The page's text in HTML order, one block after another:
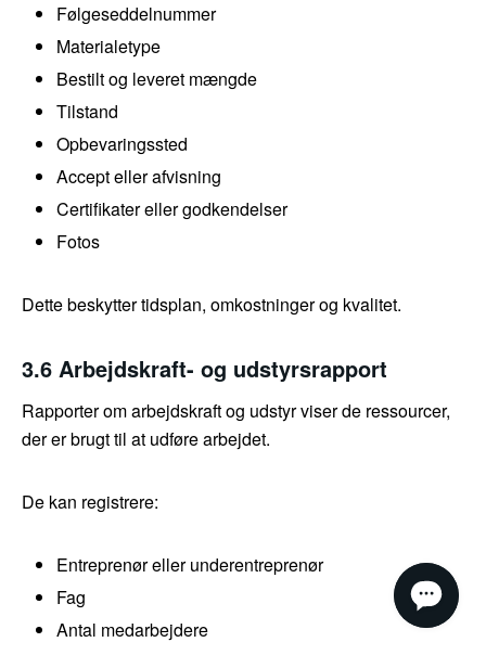
Følgeseddelnummer
Materialetype
Bestilt og leveret mængde
Tilstand
Opbevaringssted
Accept eller afvisning
Certifikater eller godkendelser
Fotos
Dette beskytter tidsplan, omkostninger og kvalitet.
3.6 Arbejdskraft- og udstyrsrapport
Rapporter om arbejdskraft og udstyr viser de ressourcer,
der er brugt til at udføre arbejdet.
De kan registrere:
Entreprenør eller underentreprenør
Fag
Antal medarbejdere